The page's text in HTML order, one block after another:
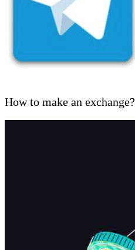
How to make an exchange?